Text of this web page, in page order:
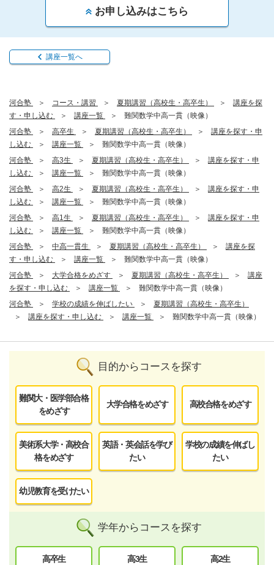
お申し込みはこちら
講座一覧へ
河合塾 コース・講習 夏期講習（高校生・高卒生）
講座を探
す・申し込む
講座一覧
難関数学中高一貫（映像）
河合塾
高卒生 夏期講習（高校生・高卒生）
講座を探す・申
し込む
講座一覧
難関数学中高一貫（映像）
河合塾
高3生 夏期講習（高校生・高卒生）
講座を探す・申
し込む
講座一覧
難関数学中高一貫（映像）
河合塾
高2生 夏期講習（高校生・高卒生）
講座を探す・申
し込む
講座一覧
難関数学中高一貫（映像）
河合塾
高1生 夏期講習（高校生・高卒生）
講座を探す・申
し込む
講座一覧
難関数学中高一貫（映像）
河合塾
中高一貫生 夏期講習（高校生・高卒生）
講座を探
す・申し込む
講座一覧
難関数学中高一貫（映像）
河合塾
大学合格をめざす 夏期講習（高校生・高卒生）
講座
を探す・申し込む
講座一覧
難関数学中高一貫（映像）
河合塾
学校の成績を伸ばしたい
夏期講習（高校生・高卒生）
講座を探す・申し込む
講座一覧 難関数学中高一貫（映像）
目的からコースを探す
難関大・医学部合格
をめざす
大学合格をめざす 高校合格をめざす
美術系大学・高校合
格をめざす
英語・英会話を学び
たい
学校の成績を伸ばし
たい
幼児教育を受けたい
学年からコースを探す
高卒生 高3生 高2生